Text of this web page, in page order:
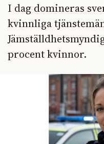
I dag domineras
kvinnliga
procent kvinnor.